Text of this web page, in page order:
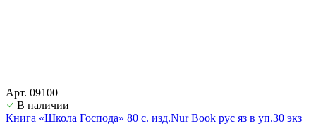
Арт. 09100
В наличии
Книга «Школа Господа» 80 с. изд.Nur Book рус яз в уп.30 экз